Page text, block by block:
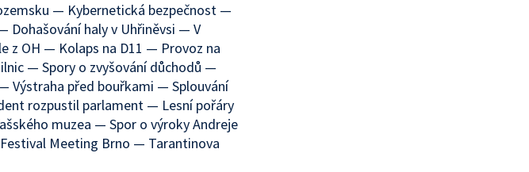
— Kybernetická bezpečnost —
Dohašování haly v Uhřiněvsi — V
z OH — Kolaps na D11 — Provoz na
— Spory o zvyšování důchodů —
Výstraha před bouřkami — Splouvání
rozpustil parlament — Lesní pořáry
muzea — Spor o výroky Andreje
Meeting Brno — Tarantinova